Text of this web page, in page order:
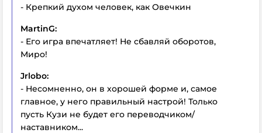
- Крепкий духом человек, как Овечкин
MartinG:
- Его игра впечатляет! Не сбавляй оборотов,
Миро!
Jrlobo:
- Несомненно, он в хорошей форме и, самое
главное, у него правильный настрой! Только
пусть Кузи не будет его переводчиком/
наставником...